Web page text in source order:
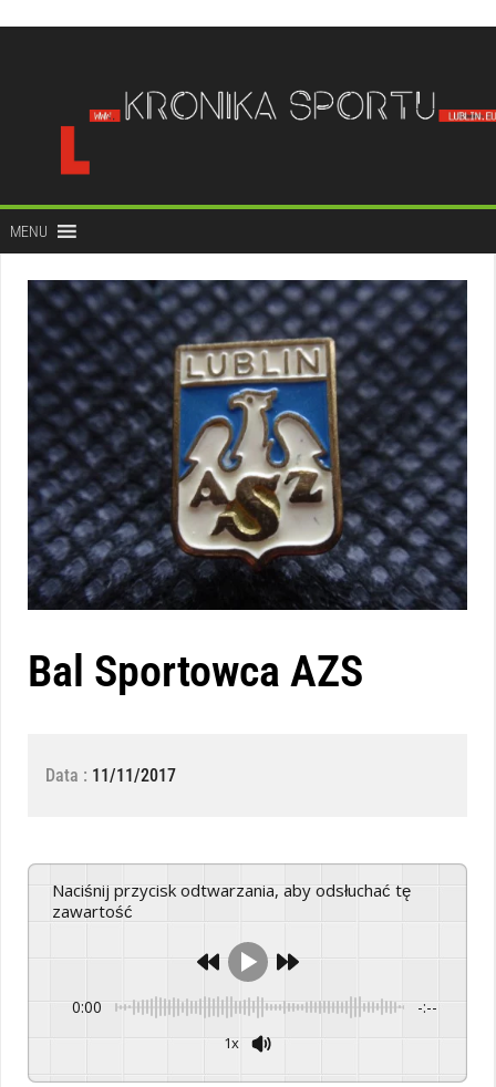
treści
MENU
Bal Sportowca AZS
Data : 11/11/2017
Naciśnij przycisk odtwarzania, aby odsłuchać tę
zawartość
0:00 -:--
1x